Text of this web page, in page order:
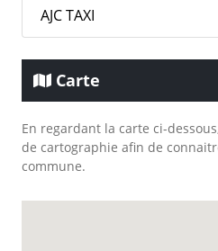
AJC TAXI
Carte
En regardant la carte ci-
de cartographie afin de
commune.